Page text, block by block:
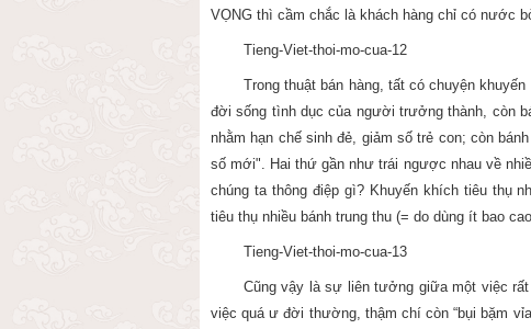
VỌNG thì cầm chắc là khách hàng chỉ có nước
Tieng-Viet-thoi-mo-cua-12
Trong thuật bán hàng, tất có chuyện
đời sống tình dục của người trưởng thành, còn
nhằm hạn chế sinh đẻ, giảm số trẻ con; còn
số mới". Hai thứ gần như trái ngược nhau về
chúng ta thông điệp gì? Khuyến khích tiêu thụ
tiêu thụ nhiều bánh trung thu (= do dùng ít bao
Tieng-Viet-thoi-mo-cua-13
Cũng vậy là sự liên tưởng giữa một việc
việc quá ư đời thường, thậm chí còn “bụi bặm